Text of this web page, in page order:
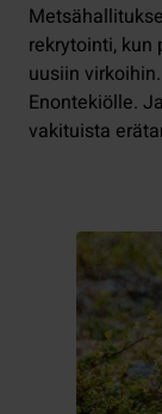
rekrytointi, kun
uusiin
Enontekiölle.
vakituista